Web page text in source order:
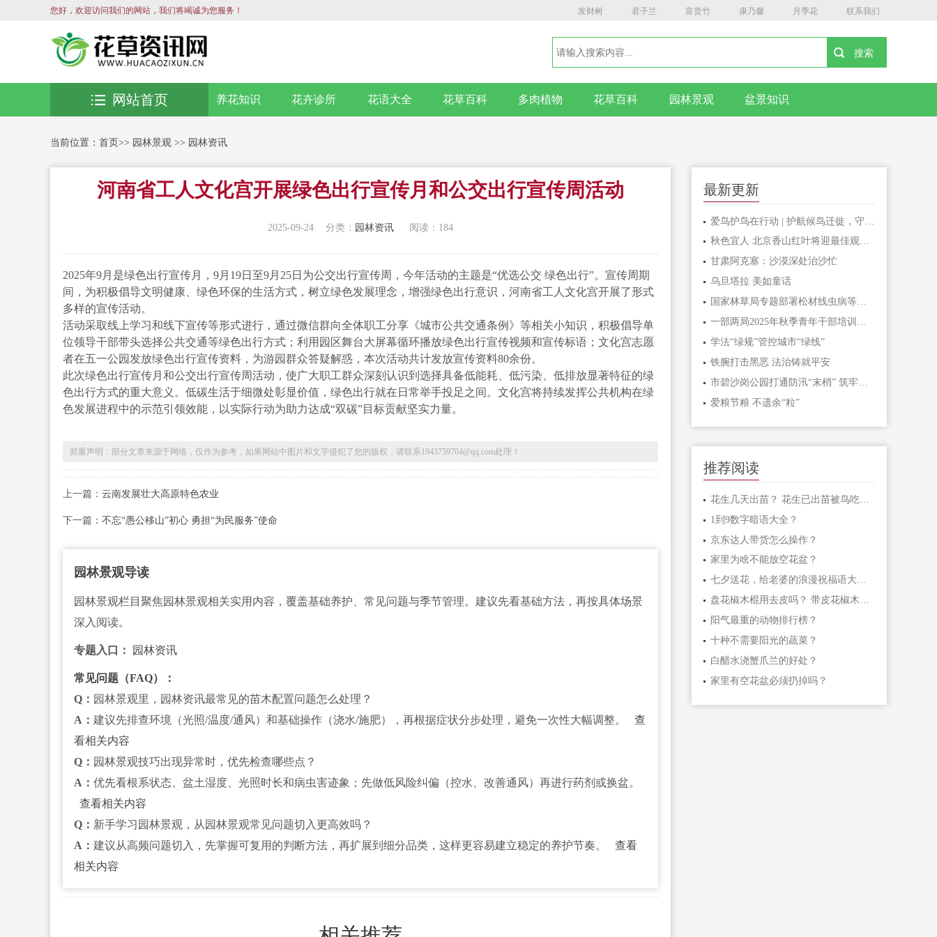
您好，欢迎访问我们的网站，我们将竭诚为您服务！ 发财树 君子兰 富贵竹 康乃馨 月季花 联系我们
养花知识 花卉诊所 花语大全 花草百科 多肉植物 花草百科 园林景观 盆景知识
网站首页
当前位置： 首页>> 园林景观 >> 园林资讯
河南省工人文化宫开展绿色出行宣传月和公交出行宣传周活动
2025-09-24 分类： 园林资讯 阅读：184
2025年9月是绿色出行宣传月，9月19日至9月25日为公交出行宣传周，今年活动的主题是“优选公交 绿色出行”。宣传周期
间，为积极倡导文明健康、绿色环保的生活方式，树立绿色发展理念，增强绿色出行意识，河南省工人文化宫开展了形式
多样的宣传活动。
活动采取线上学习和线下宣传等形式进行，通过微信群向全体职工分享《城市公共交通条例》等相关小知识，积极倡导单
位领导干部带头选择公共交通等绿色出行方式；利用园区舞台大屏幕循环播放绿色出行宣传视频和宣传标语；文化宫志愿
者在五一公园发放绿色出行宣传资料，为游园群众答疑解惑，本次活动共计发放宣传资料80余份。
此次绿色出行宣传月和公交出行宣传周活动，使广大职工群众深刻认识到选择具备低能耗、低污染、低排放显著特征的绿
色出行方式的重大意义。低碳生活于细微处彰显价值，绿色出行就在日常举手投足之间。文化宫将持续发挥公共机构在绿
色发展进程中的示范引领效能，以实际行动为助力达成“双碳”目标贡献坚实力量。
郑重声明：部分文章来源于网络，仅作为参考，如果网站中图片和文字侵犯了您的版权，请联系1943759704@qq.com处理！
上一篇： 云南发展壮大高原特色农业
下一篇： 不忘“愚公移山”初心 勇担“为民服务”使命
园林景观导读
园林景观栏目聚焦园林景观相关实用内容，覆盖基础养护、常见问题与季节管理。建议先看基础方法，再按具体场景
深入阅读。
专题入口： 园林资讯
常见问题（FAQ）：
Q： 园林景观里，园林资讯最常见的苗木配置问题怎么处理？
A： 建议先排查环境（光照/温度/通风）和基础操作（浇水/施肥），再根据症状分步处理，避免一次性大幅调整。
查
看相关内容
Q： 园林景观技巧出现异常时，优先检查哪些点？
A： 优先看根系状态、盆土湿度、光照时长和病虫害迹象；先做低风险纠偏（控水、改善通风）再进行药剂或换盆。
查看相关内容
Q： 新手学习园林景观，从园林景观常见问题切入更高效吗？
A： 建议从高频问题切入，先掌握可复用的判断方法，再扩展到细分品类，这样更容易建立稳定的养护节奏。
查看
相关内容
最新更新
秋色宜人 北京香山红叶将迎最佳观赏期
甘肃阿克塞：沙漠深处治沙忙
乌旦塔拉 美如童话
国家林草局专题部署松材线虫病等疫情防控工作
一部两局2025年秋季青年干部培训班和处级干部进修班开班
学法“绿规”管控城市“绿线”
铁腕打击黑恶 法治铸就平安
市碧沙岗公园打通防汛“末梢” 筑牢生态安全屏障
爱粮节粮 不遗余“粒”
推荐阅读
花生几天出苗？ 花生已出苗被鸟吃怎么办？
1到9数字暗语大全？
京东达人带货怎么操作？
家里为啥不能放空花盆？
七夕送花，给老婆的浪漫祝福语大汇总
盘花椒木棍用去皮吗？ 带皮花椒木棍怎样盘玩？
阳气最重的动物排行榜？
十种不需要阳光的蔬菜？
白醋水浇蟹爪兰的好处？
家里有空花盆必须扔掉吗？